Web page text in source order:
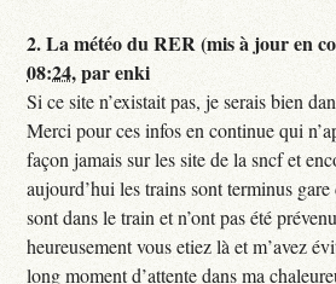
2.La météo du RER (mis à jour en
08:24,parenki
Si ce site n’existait pas, je serais bien
Merci pour ces infos en continue qui
façon jamais sur les site de la sncf et
aujourd’hui les trains sont terminus
sont dans le train et n’ont pas été
heureusement vous etiez là et m’avez
long moment d’attente dans ma